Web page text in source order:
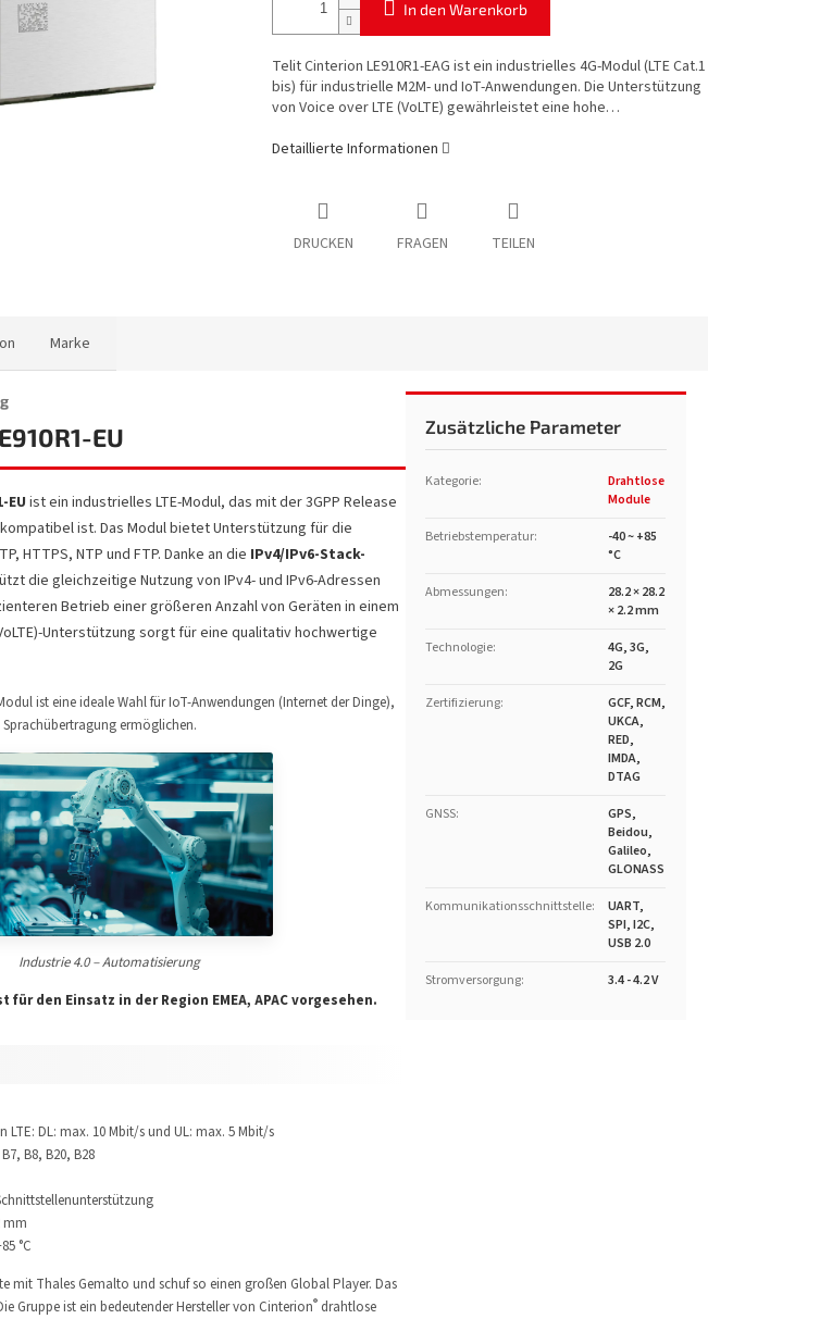
In den Warenkorb
Telit Cinterion LE910R1-EAG ist ein industrielles 4G-Modul (LTE Cat.1
bis) für industrielle M2M- und IoT-Anwendungen. Die Unterstützung
von Voice over LTE (VoLTE) gewährleistet eine hohe…
Detaillierte Informationen
DRUCKEN FRAGEN TEILEN
Marke
EU
EUist ein industrielles LTE-Modul, das mit der 3GPP Release
kompatibel ist. Das Modul bietet Unterstützung für die
HTTPS, NTP und FTP. Danke an die IPv4/IPv6-Stack-
die gleichzeitige Nutzung von IPv4- und IPv6-Adressen
Betrieb einer größeren Anzahl von Geräten in einem
Unterstützung sorgt für eine qualitativ hochwertige
ist eine ideale Wahl für IoT-Anwendungen (Internet der Dinge),
ermöglichen.
Industrie 4.0 – Automatisierung
für den Einsatz in der Region EMEA, APAC vorgesehen.
LTE: DL: max. 10 Mbit/s und UL: max. 5 Mbit/s
B8, B20, B28
mm
°C
mit Thales Gemalto und schuf so einen großen Global Player. Das
Gruppe ist ein bedeutender Hersteller von Cinterion® drahtlose
Zusätzliche Parameter
Kategorie:
Drahtlose
Module
Betriebstemperatur:
-40 ~ +85
°C
Abmessungen:
28.2 × 28.2
× 2.2 mm
Technologie:
4G, 3G,
2G
Zertifizierung:
GCF, RCM,
UKCA,
RED,
IMDA,
DTAG
GNSS:
GPS,
Beidou,
Galileo,
GLONASS
Kommunikationsschnittstelle:
UART,
SPI, I2C,
USB 2.0
Stromversorgung: 3.4 - 4.2 V